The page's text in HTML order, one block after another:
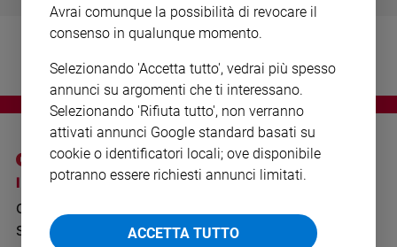
Ambiente
Volontariato
Diritti
Aziende
valore
Caso
settimana
Migranti
I SITI SAN PAOLO
GRUPPO EDITORIALE
SAN PAOLO
NOTE LEGALI
INFORMATIVA
Avrai comunque la possibilità di revocare il
consenso in qualunque momento.
Selezionando 'Accetta tutto', vedrai più spesso
annunci su argomenti che ti interessano.
Selezionando 'Rifiuta tutto', non verranno
attivati annunci Google standard basati su
cookie o identificatori locali; ove disponibile
potranno essere richiesti annunci limitati.
ACCETTA TUTTO